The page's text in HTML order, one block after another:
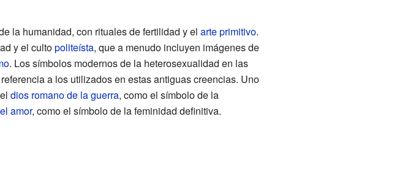
la humanidad, con rituales de fertilidad y el arte primitivo.
y el cultopoliteísta, que a menudo incluyen imágenes de
. Los símbolos modernos de la heterosexualidad en las
a los utilizados en estas antiguas creencias. Uno
dios romano de la guerra, como el símbolo de la
amor, como el símbolo de la feminidad definitiva.